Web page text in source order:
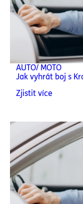
AUTO/ MOTO
Jak vyhrát boj s
Zjistit více